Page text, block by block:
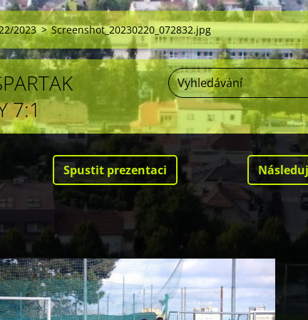
2023 > Screenshot_20230220_072832.jpg
7:1
Spustit prezentaci